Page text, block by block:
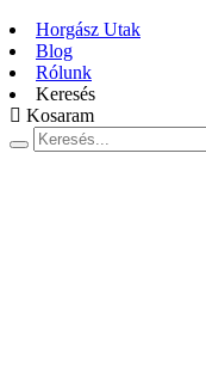
Horgász Utak
Blog
Rólunk
Keresés
Kosaram